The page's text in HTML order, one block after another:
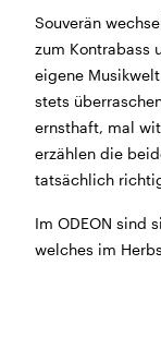
auf euch <3
STADTFEST
während dem
bleibt das Haus
Morgen
Souverän
zum Kontrabass
eigene
stets
ernsthaft, mal
erzählen die
tatsächlich
Im ODEON sind
welches im